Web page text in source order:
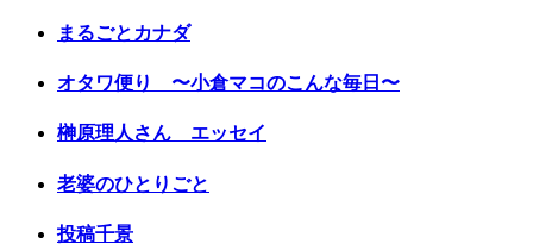
まるごとカナダ
オタワ便り 〜小倉マコのこんな毎日〜
榊原理人さん エッセイ
老婆のひとりごと
投稿千景